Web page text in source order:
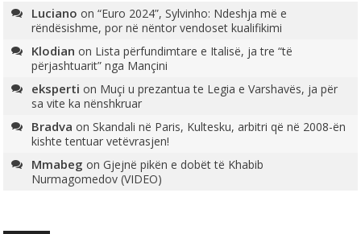
Luciano on“Euro 2024”, Sylvinho: Ndeshja më e
rëndësishme, por në nëntor vendoset kualifikimi
Klodian on Lista përfundimtare e Italisë, ja tre “të
përjashtuarit” nga Mançini
eksperti on Muçi u prezantua te Legia e Varshavës, ja për
sa vite ka nënshkruar
Bradva onSkandali në Paris, Kultesku, arbitri që në 2008-ën
kishte tentuar vetëvrasjen!
Mmabeg onGjejnë pikën e dobët të Khabib
Nurmagomedov (VIDEO)